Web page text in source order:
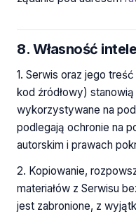
8. Własność
1. Serwis oraz jego
kod źródłowy)
wykorzystywane na
podlegają ochronie na
autorskim i prawach
2. Kopiowanie,
materiałów z Serwisu
jest zabronione, z